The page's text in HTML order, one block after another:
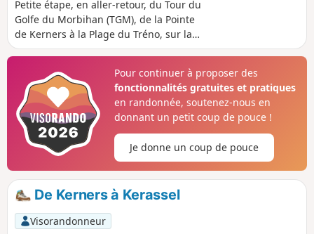
Petite étape, en aller-retour, du Tour du
Golfe du Morbihan (TGM), de la Pointe
de Kerners à la Plage du Tréno, sur la
commune d'Arzon. Magnifiques vues
entrée : Île-aux-Moines, Île de la
Jument, Îles Longue, Creizic, Hent Tenn,
Gavrinis, Er Lannic, petit et grand Veïzit,
vues sur Larmor-Baden, sur la rivière
d'Auray, sur Locmariaquer et sa Pointe
de Kerpenhir, vers le large et son
possibles à la Plage du Tréno et sur
quelques portions du sentier côtier.
Attention aux hautes mers de grandes
marées, surtout par temps agité.
Pour continuer à proposer des
fonctionnalités gratuites et pratiques
en randonnée, soutenez-nous en
donnant un petit coup de pouce !
Je donne un coup de pouce
De Kerners à Kerassel
Visorandonneur